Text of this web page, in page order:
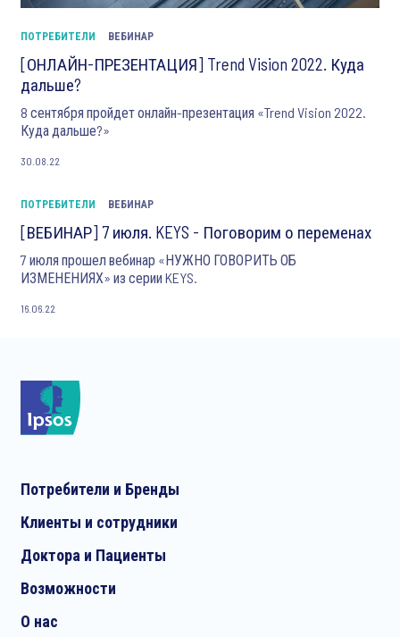
ПОТРЕБИТЕЛИ ВЕБИНАР
[ОНЛАЙН-ПРЕЗЕНТАЦИЯ] Trend Vision 2022. Куда
дальше?
8 сентября пройдет онлайн-презентация «Trend Vision 2022.
Куда дальше?»
30.08.22
ПОТРЕБИТЕЛИ ВЕБИНАР
[ВЕБИНАР] 7 июля. KEYS - Поговорим о переменах
7 июля прошел вебинар «НУЖНО ГОВОРИТЬ ОБ
ИЗМЕНЕНИЯХ» из серии KEYS.
16.06.22
Потребители и Бренды
Клиенты и сотрудники
Доктора и Пациенты
Возможности
О нас